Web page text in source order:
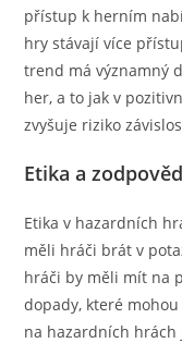
přístup k herním
hry stávají více
trend má významný
her, a to jak v
zvyšuje riziko
Etika a
Etika v hazardních
měli hráči brát v
hráči by měli mít na
dopady, které
na hazardních hrách